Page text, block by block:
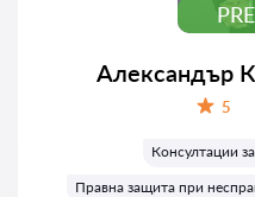
Александър
5
Консултации
Правна защита при